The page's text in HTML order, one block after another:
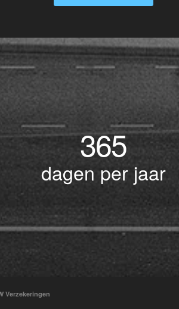
365
dagen per jaar
Verzekeringen